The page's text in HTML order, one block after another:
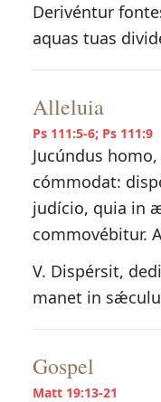
Derivéntur
aquas tuas
Alleluia
Ps 111:5-6; Ps 111:9
Jucúndus
cómmodat:
judício, quia in
commovébitur.
V. Dispérsit,
manet in
Gospel
Matt 19:13-21